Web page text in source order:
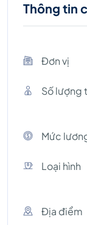
Thông tin
Đơn vị
Số lượng
Mức
Loại hình
Địa điểm